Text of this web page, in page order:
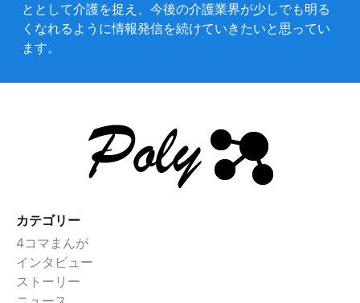
ととして介護を捉え、今後の介護業界が少しでも明る
くなれるように情報発信を続けていきたいと思ってい
ます。
カテゴリー
4コマまんが
インタビュー
ストーリー